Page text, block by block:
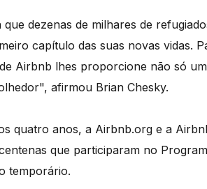
que dezenas de milhares de
capítulo das suas novas vidas.
Airbnb lhes proporcione não só
afirmou Brian Chesky.
quatro anos, a Airbnb.org e a
que participaram no
temporário.